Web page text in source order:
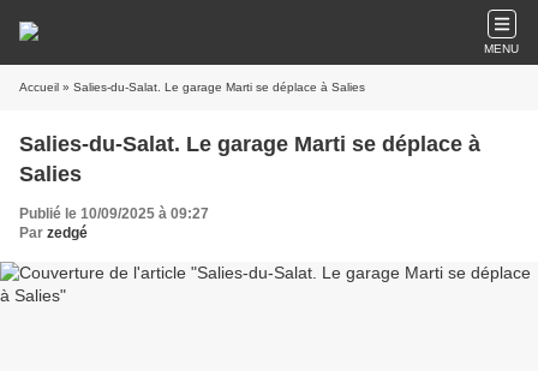
MENU
Accueil » Salies-du-Salat. Le garage Marti se déplace à Salies
Salies-du-Salat. Le garage Marti se déplace à
Salies
Publié le 10/09/2025 à 09:27
Par zedgé